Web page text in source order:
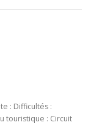
: Difficultés :
touristique : Circuit